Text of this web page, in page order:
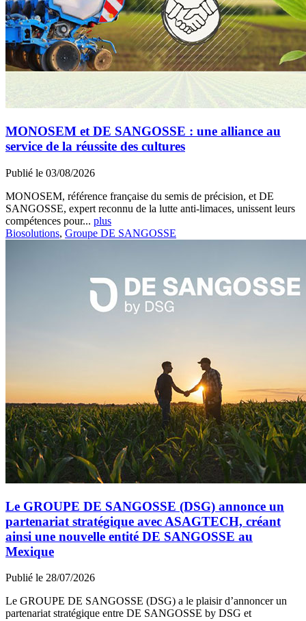
MONOSEM et DE SANGOSSE : une alliance au
service de la réussite des cultures
Publié le 03/08/2026
MONOSEM, référence française du semis de précision, et DE
SANGOSSE, expert reconnu de la lutte anti-limaces, unissent leurs
compétences pour... plus
Biosolutions, Groupe DE SANGOSSE
Le GROUPE DE SANGOSSE (DSG) annonce un
partenariat stratégique avec ASAGTECH, créant
ainsi une nouvelle entité DE SANGOSSE au
Mexique
Publié le 28/07/2026
Le GROUPE DE SANGOSSE (DSG) a le plaisir d’annoncer un
partenariat stratégique entre DE SANGOSSE by DSG et